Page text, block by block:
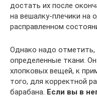
достать их после
на вешалку-плечики на
расправленном
Однако надо
определенные ткани.
хлопковых вещей, к
того, для корректной
барабана. Если вы в